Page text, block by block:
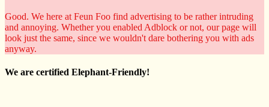
Good. We here at Feun Foo find advertising to be rather intruding
and annoying. Whether you enabled Adblock or not, our page will
look just the same, since we wouldn't dare bothering you with ads
anyway.
We are certified Elephant-Friendly!